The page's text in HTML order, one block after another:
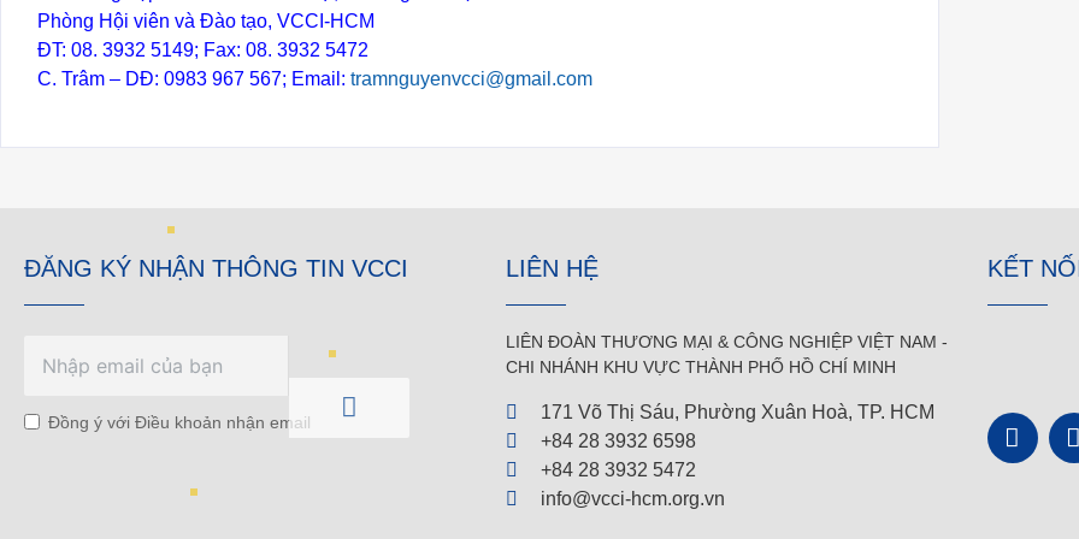
Phòng Hội viên và Đào tạo, VCCI-HCM
ĐT: 08. 3932 5149; Fax: 08. 3932 5472
C. Trâm – DĐ: 0983 967 567; Email: tramnguyenvcci@gmail.com
ĐĂNG KÝ NHẬN THÔNG TIN VCCI
Đồng ý với Điều khoản nhận email
LIÊN HỆ
LIÊN ĐOÀN THƯƠNG MẠI & CÔNG NGHIỆPVIỆT NAM -
CHI NHÁNH KHU VỰC THÀNH PHỐ HỒ CHÍ MINH
171 Võ Thị Sáu, Phường Xuân Hoà, TP. HCM
+84 28 3932 6598
+84 28 3932 5472
info@vcci-hcm.org.vn
KẾT